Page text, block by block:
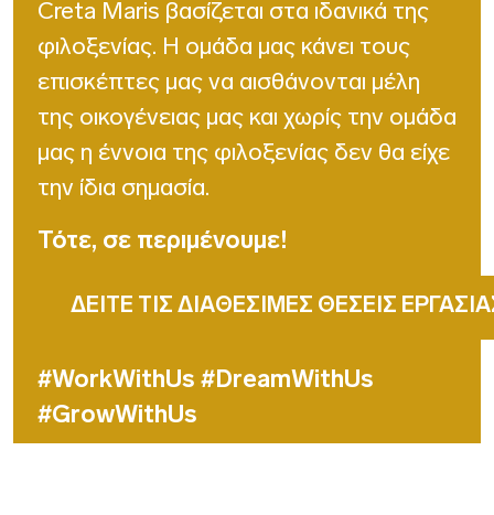
Creta Maris βασίζεται στα ιδανικά της
φιλοξενίας. Η ομάδα μας κάνει τους
επισκέπτες μας να αισθάνονται μέλη
της οικογένειας μας και χωρίς την ομάδα
μας η έννοια της φιλοξενίας δεν θα είχε
την ίδια σημασία.
Τότε, σε περιμένουμε!
ΔΕΙΤΕ ΤΙΣ ΔΙΑΘΕΣΙΜΕΣ ΘΕΣΕΙΣ
#WorkWithUs #DreamWithUs
#GrowWithUs